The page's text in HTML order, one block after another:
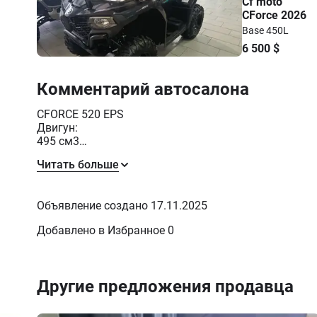
CForce 2026
Base 450L
6 500$
Комментарий автосалона
CFORCE 520 EPS
Двигун:
495 см3
"Комплектація з EPS:
фаркоп з роз'ємом для трейлера, задня спинка,
важелях, упори для ніг з алюмінію"
Читать больше
Объявление создано 17.11.2025
Добавлено в Избранное 0
Другие предложения продавца